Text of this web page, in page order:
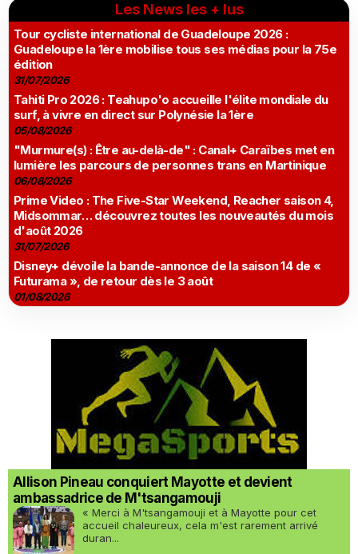
Les News les + lus
Tour cycliste international de Guadeloupe 2026 :
Guadeloupe la 1ère mobilise tous ses médias pour la 75e
édition
31/07/2026
Tahiti Pro 2026 : Teahupo'o accueille l'élite mondiale du
surf, à vivre en direct sur Polynésie la 1ère
05/08/2026
"Murmure(s) : Être au-delà-de" : Canal+ Caraïbes met en
lumière les parcours de personnes trans en Martinique
06/08/2026
Prime Video : The Five-Star Weekend, Reacher saison 4,
Midsommar… découvrez toutes les nouveautés du mois
d'août 2026
31/07/2026
Disney+ dévoile la bande-annonce de la saison 14 de «
Futurama », de retour dès le 3 août
01/08/2026
Allison Pineau conquiert Mayotte et devient
ambassadrice de M'tsangamouji
« Merci à M'tsangamouji et à Mayotte pour cet
accueil chaleureux, cela m'est rarement arrivé
duran...